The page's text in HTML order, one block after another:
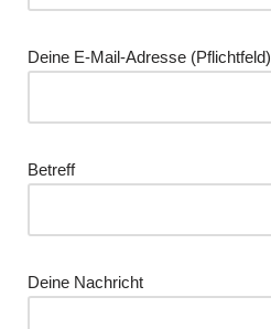
Deine E-Mail-Adresse (Pflichtfeld)
Betreff
Deine Nachricht